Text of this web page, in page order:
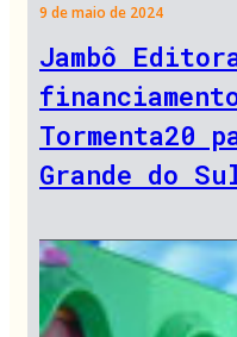
9 de maio de 2024
Jambô
Tormenta20
Grande do